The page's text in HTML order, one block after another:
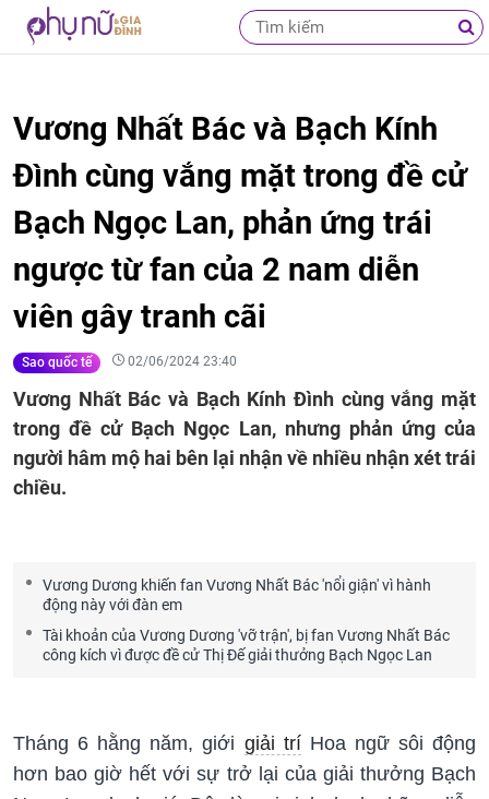
Vương Nhất Bác và Bạch Kính
Đình cùng vắng mặt trong đề cử
Bạch Ngọc Lan, phản ứng trái
ngược từ fan của 2 nam diễn
viên gây tranh cãi
Sao quốc tế 02/06/2024 23:40
Vương Nhất Bác và Bạch Kính Đình cùng vắng mặt
trong đề cử Bạch Ngọc Lan, nhưng phản ứng của
người hâm mộ hai bên lại nhận về nhiều nhận xét trái
chiều.
Vương Dương khiến fan Vương Nhất Bác 'nổi giận' vì hành
động này với đàn em
Tài khoản của Vương Dương 'vỡ trận', bị fan Vương Nhất Bác
công kích vì được đề cử Thị Đế giải thưởng Bạch Ngọc Lan
Tháng 6 hằng năm, giới giải tríHoa ngữ sôi động
hơn bao giờ hết với sự trở lại của giải thưởng Bạch